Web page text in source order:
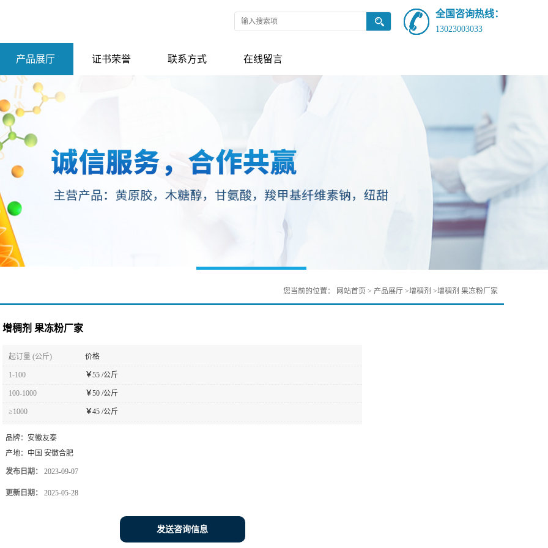
全国咨询热线：
13023003033
产品展厅 证书荣誉 联系方式 在线留言
您当前的位置： 网站首页 > 产品展厅 >增稠剂 >增稠剂 果冻粉厂家
增稠剂 果冻粉厂家
起订量 (公斤) 价格
1-100 ￥55 /公斤
100-1000 ￥50 /公斤
≥1000 ￥45 /公斤
品牌： 安徽友泰
产地： 中国 安徽合肥
发布日期： 2023-09-07
更新日期： 2025-05-28
发送咨询信息